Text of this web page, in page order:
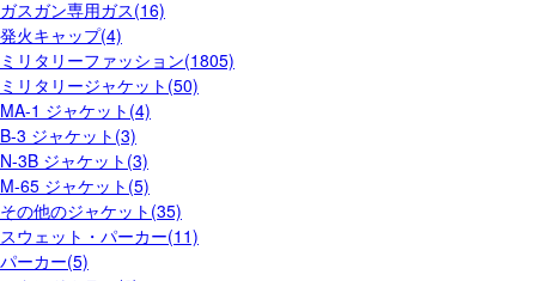
ガスガン専用ガス(16)
発火キャップ(4)
ミリタリーファッション(1805)
ミリタリージャケット(50)
MA-1 ジャケット(4)
B-3 ジャケット(3)
N-3B ジャケット(3)
M-65 ジャケット(5)
その他のジャケット(35)
スウェット・パーカー(11)
パーカー(5)